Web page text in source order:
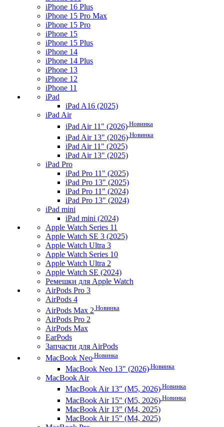
iPhone 16 Plus
iPhone 15 Pro Max
iPhone 15 Pro
iPhone 15
iPhone 15 Plus
iPhone 14
iPhone 14 Plus
iPhone 13
iPhone 12
iPhone 11
iPad
iPad A16 (2025)
iPad Air
iPad Air 11" (2026) Новинка
iPad Air 13" (2026) Новинка
iPad Air 11" (2025)
iPad Air 13" (2025)
iPad Pro
iPad Pro 11" (2025)
iPad Pro 13" (2025)
iPad Pro 11" (2024)
iPad Pro 13" (2024)
iPad mini
iPad mini (2024)
Apple Watch Series 11
Apple Watch SE 3 (2025)
Apple Watch Ultra 3
Apple Watch Series 10
Apple Watch Ultra 2
Apple Watch SE (2024)
Ремешки для Apple Watch
AirPods Pro 3
AirPods 4
AirPods Max 2 Новинка
AirPods Pro 2
AirPods Max
EarPods
Запчасти для AirPods
MacBook Neo Новинка
MacBook Neo 13" (2026) Новинка
MacBook Air
MacBook Air 13" (M5, 2026) Новинка
MacBook Air 15" (M5, 2026) Новинка
MacBook Air 13" (M4, 2025)
MacBook Air 15" (M4, 2025)